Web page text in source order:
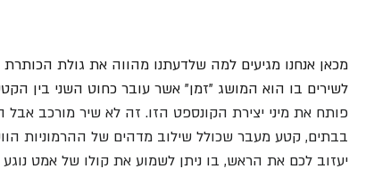
מכאן אנחנו מגיעים למה שלדעתנו מהווה את גולת
לשירים בו הוא המושג "זמן" אשר עובר כחוט השני בין
פותח את מיני יצירת הקונספט הזו. זה לא שיר מורכב
בבתים, קטע מעבר שכולל שילוב מדהים של ההרמוניות
יעזוב לכם את הראש, בו ניתן לשמוע את קולו של אמט